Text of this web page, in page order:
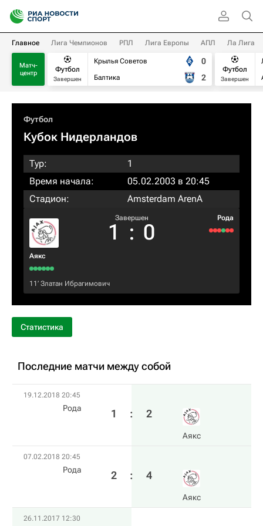
Главное Лига Чемпионов РПЛ Лига Европы АПЛ Ла Лига
Матч-
центр
Футбол
Завершен
Крылья Советов
Балтика
0
2
Футбол
Завершен
Футбол
Кубок Нидерландов
Тур:
1
Время начала:
05.02.2003 в 20:45
Стадион:
Amsterdam ArenA
Аякс
Завершен
1 : 0
Рода
11‎’‎ Златан Ибрагимович
Статистика
Последние матчи между собой
19.12.2018 20:45
Рода 1 : 2
Аякс
07.02.2018 20:45
Рода 2 : 4
Аякс
26.11.2017 12:30